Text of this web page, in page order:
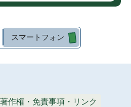
スマートフォン
著作権・免責事項・リンク